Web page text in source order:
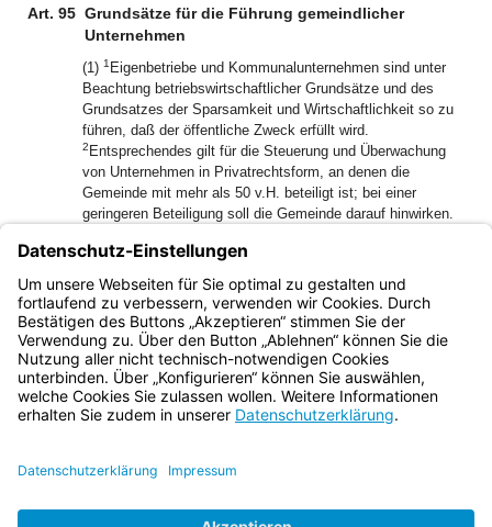
Art. 95 Grundsätze für die Führung gemeindlicher
Unternehmen
(1) 1 Eigenbetriebe und Kommunalunternehmen sind unter
Beachtung betriebswirtschaftlicher Grundsätze und des
Grundsatzes der Sparsamkeit und Wirtschaftlichkeit so zu
führen, daß der öffentliche Zweck erfüllt wird.
2 Entsprechendes gilt für die Steuerung und Überwachung
von Unternehmen in Privatrechtsform, an denen die
Gemeinde mit mehr als 50 v.H. beteiligt ist; bei einer
geringeren Beteiligung soll die Gemeinde darauf hinwirken.
(2) Gemeindliche Unternehmen dürfen keine wesentliche
Schädigung und keine Aufsaugung selbständiger Betriebe in
Landwirtschaft, Handwerk, Handel, Gewerbe und Industrie
bewirken.
Bayern.de
BayernPortal
Impressum